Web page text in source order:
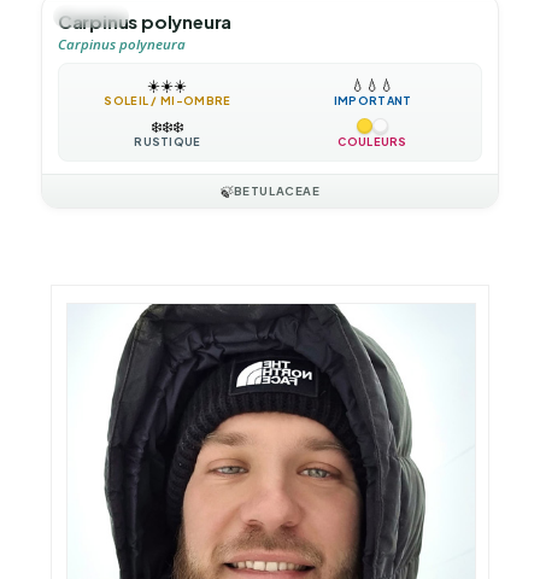
🌳ARBRE
Carpinus polyneura
Carpinus polyneura
☀️☀️☀️
SOLEIL / MI-OMBRE
💧 💧 💧
IMPORTANT
❄️❄️❄️
RUSTIQUE COULEURS
🍃BETULACEAE